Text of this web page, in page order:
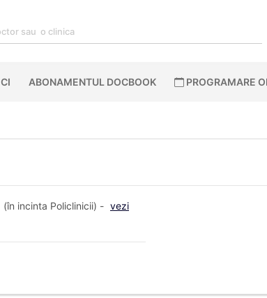
ABONAMENTUL DOCBOOK PROGRAMARE
incinta Policlinicii) - vezi